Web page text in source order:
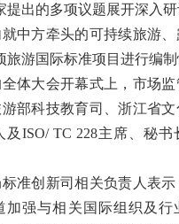
提出的多项议题展开深入
中方牵头的可持续旅游、
旅游国际标准项目进行编制
大会开幕式上，市场监
部科技教育司、浙江省
ISO/ TC 228主席、秘书
创新司相关负责人表示
加强与相关国际组织及行